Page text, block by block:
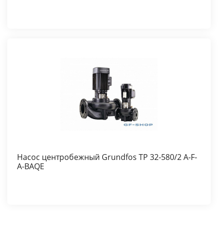
Насос центробежный Grundfos TP 32-580/2 A-F-
A-BAQE